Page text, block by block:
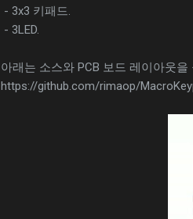
- 3x3 키패드.
- 3LED.
아래는 소스와 PCB 보드 레이아웃을
https://github.com/rimaop/